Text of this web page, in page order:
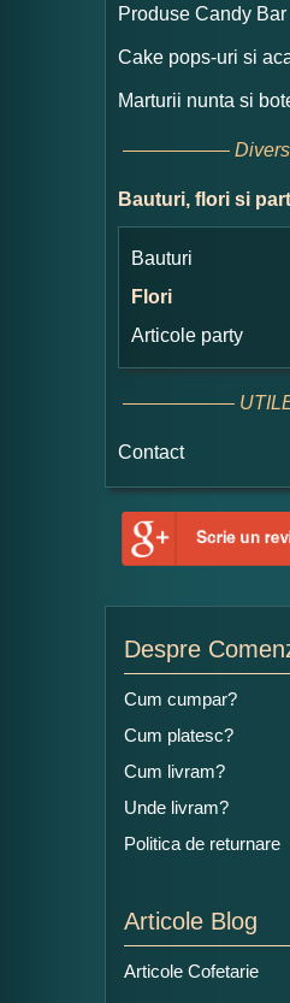
Produse Candy Bar
Cake pops-uri si
Marturii nunta si
Bauturi, flori si
Bauturi
Flori
Articole party
Contact
Despre
Cum cumpar?
Cum platesc?
Cum livram?
Unde livram?
Politica de returnare
Articole Blog
Articole Cofetarie